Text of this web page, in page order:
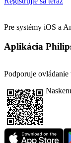
Pre systémy iOS a
Aplikácia
Podporuje